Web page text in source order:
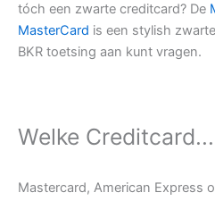
tóch een zwarte creditcard? De
MasterCard is een stylish
BKR toetsing aan kunt vragen.
Welke Creditcard...
Mastercard, American Express